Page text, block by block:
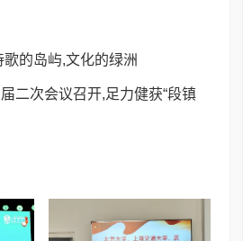
歌的岛屿,文化的绿洲
二次会议召开,足力健获“段镇